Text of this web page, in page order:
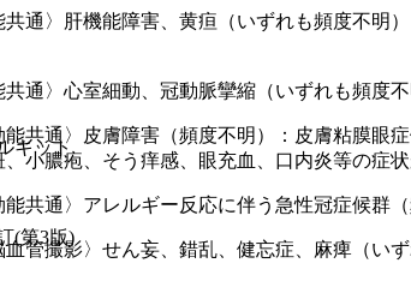
通〉肝機能障害、黄疸（いずれも頻度不明
通〉心室細動、冠動脈攣縮（いずれも頻度不
共通〉皮膚障害（頻度不明）：皮膚粘膜眼
小膿疱、そう痒感、眼充血、口内炎等の症
共通〉アレルギー反応に伴う急性冠症候群
管撮影〉せん妄、錯乱、健忘症、麻痺（いず
キット
(第3版)